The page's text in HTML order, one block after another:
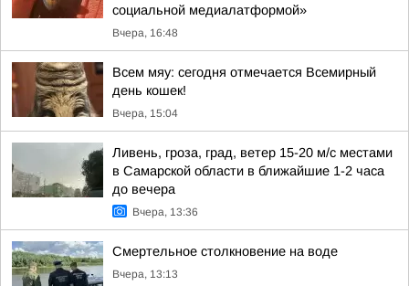
социальной медиалатформой»
Вчера, 16:48
Всем мяу: сегодня отмечается Всемирный
день кошек!
Вчера, 15:04
Ливень, гроза, град, ветер 15-20 м/с местами
в Самарской области в ближайшие 1-2 часа
до вечера
Вчера, 13:36
Смертельное столкновение на воде
Вчера, 13:13